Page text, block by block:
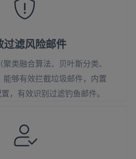
过滤风险邮件
类融合算法、贝叶斯分类、
能够有效拦截垃圾邮件，内置
，有效识别过滤钓鱼邮件。